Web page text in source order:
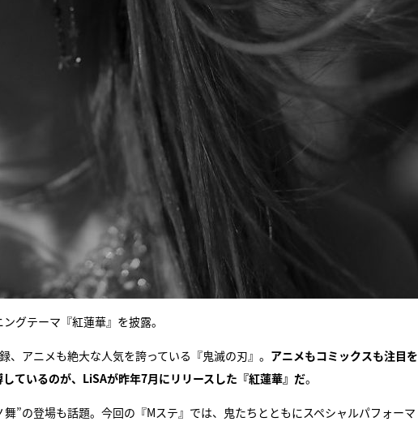
グテーマ『紅蓮華』を披露。
、アニメも絶大な人気を誇っている『鬼滅の刃』。 アニメもコミックスも注目を
ているのが、LiSAが昨年7月にリリースした『紅蓮華』だ。
”の登場も話題。今回の『Mステ』では、鬼たちとともにスペシャルパフォーマ